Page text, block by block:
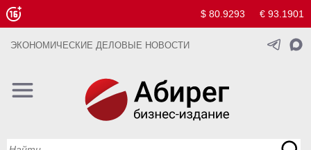
$ 80.9293 € 93.1901
ЭКОНОМИЧЕСКИЕ ДЕЛОВЫЕ НОВОСТИ